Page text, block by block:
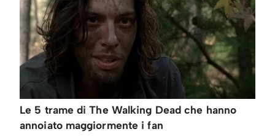
Le 5 trame di The Walking Dead che hanno
annoiato maggiormente i fan